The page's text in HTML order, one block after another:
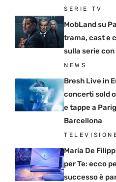
SERIE TV
MobLand su
trama, cast e
sulla serie con
NEWS
Bresh Live in
concerti sold
e tappe a
Barcellona
Maria De
per Te: ecco
successo è